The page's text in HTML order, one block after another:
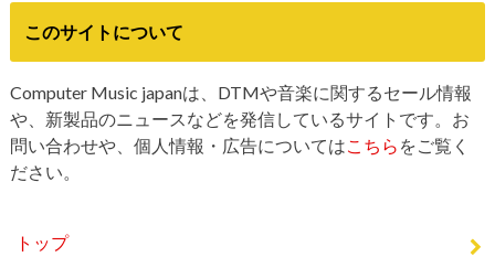
Computer Music japanは、DTMや音楽に関するセール情報
や、新製品のニュースなどを発信しているサイトです。お
問い合わせや、個人情報・広告についてはこちらをご覧く
ださい。
トップ
DTMセール最新情報